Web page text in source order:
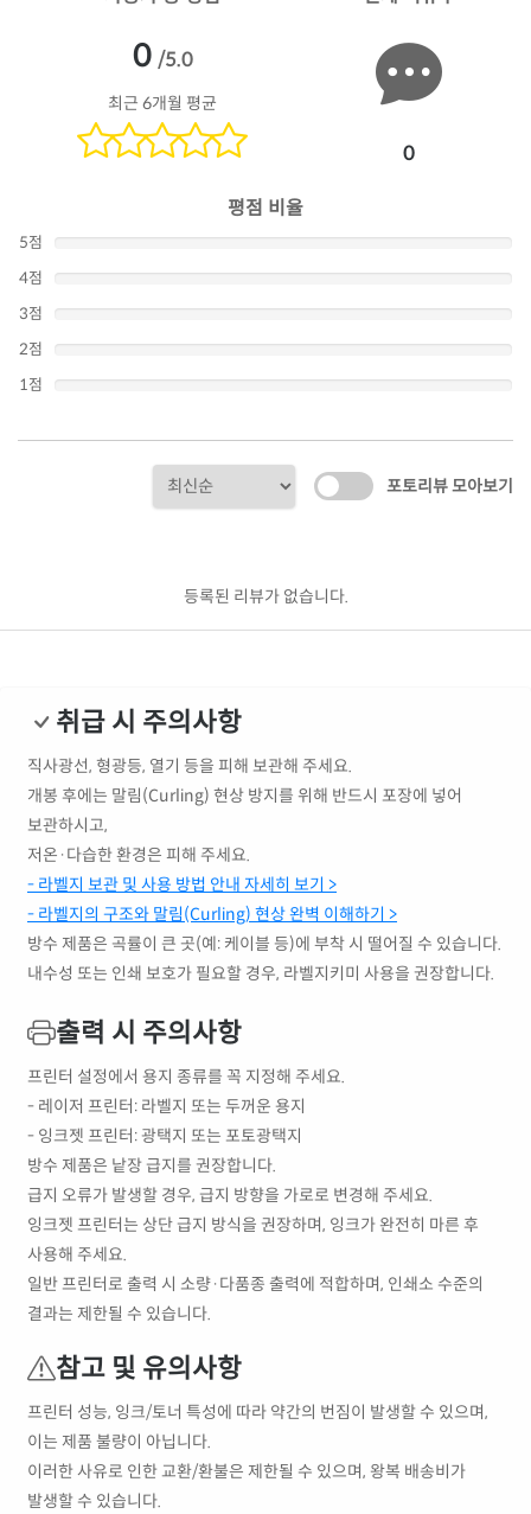
0 /5.0
최근 6개월 평균
0
평점 비율
5점
4점
3점
2점
1점
포토리뷰 모아보기
등록된 리뷰가 없습니다.
취급 시 주의사항
직사광선, 형광등, 열기 등을 피해 보관해 주세요.
개봉 후에는 말림(Curling) 현상 방지를 위해 반드시 포장에 넣어
보관하시고,
저온·다습한 환경은 피해 주세요.
- 라벨지 보관 및 사용 방법 안내 자세히 보기 >
- 라벨지의 구조와 말림(Curling) 현상 완벽 이해하기 >
방수 제품은 곡률이 큰 곳(예: 케이블 등)에 부착 시 떨어질 수 있습니다.
내수성 또는 인쇄 보호가 필요할 경우, 라벨지키미 사용을 권장합니다.
출력 시 주의사항
프린터 설정에서 용지 종류를 꼭 지정해 주세요.
- 레이저 프린터: 라벨지 또는 두꺼운 용지
- 잉크젯 프린터: 광택지 또는 포토광택지
방수 제품은 낱장 급지를 권장합니다.
급지 오류가 발생할 경우, 급지 방향을 가로로 변경해 주세요.
잉크젯 프린터는 상단 급지 방식을 권장하며, 잉크가 완전히 마른 후
사용해 주세요.
일반 프린터로 출력 시 소량·다품종 출력에 적합하며, 인쇄소 수준의
결과는 제한될 수 있습니다.
참고 및 유의사항
프린터 성능, 잉크/토너 특성에 따라 약간의 번짐이 발생할 수 있으며,
이는 제품 불량이 아닙니다.
이러한 사유로 인한 교환/환불은 제한될 수 있으며, 왕복 배송비가
발생할 수 있습니다.